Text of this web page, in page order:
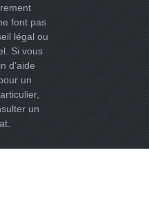
font pas
légal ou
Si vous
d’aide
un
un